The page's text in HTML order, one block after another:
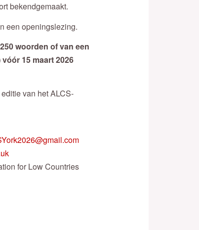
bekendgemaakt.
een openingslezing.
woorden of van een
15 maart 2026
van het ALCS-
for Low Countries